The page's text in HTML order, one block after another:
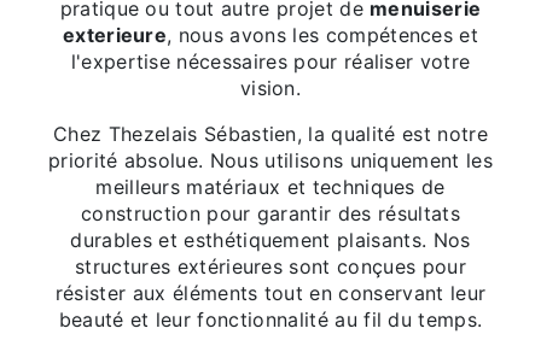
pratique ou tout autre projet de menuiserie
exterieure, nous avons les compétences et
l'expertise nécessaires pour réaliser votre
vision.
Chez Thezelais Sébastien, la qualité est notre
priorité absolue. Nous utilisons uniquement les
meilleurs matériaux et techniques de
construction pour garantir des résultats
durables et esthétiquement plaisants. Nos
structures extérieures sont conçues pour
résister aux éléments tout en conservant leur
beauté et leur fonctionnalité au fil du temps.